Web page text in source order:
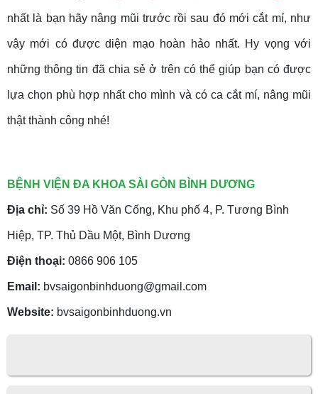
nhất là bạn hãy nâng mũi trước rồi sau đó mới cắt mí, như
vậy mới có được diện mạo hoàn hảo nhất. Hy vọng với
những thông tin đã chia sẻ ở trên có thể giúp bạn có được
lựa chọn phù hợp nhất cho mình và có ca cắt mí, nâng mũi
thật thành công nhé!
BỆNH VIỆN ĐA KHOA SÀI GÒN BÌNH DƯƠNG
Địa chỉ: Số 39 Hồ Văn Cống, Khu phố 4, P. Tương Bình
Hiệp, TP. Thủ Dầu Một, Bình Dương
Điện thoại: 0866 906 105
Email: bvsaigonbinhduong@gmail.com
Website: bvsaigonbinhduong.vn